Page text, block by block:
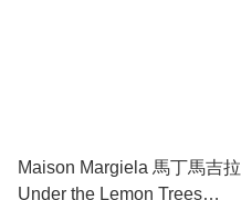
Maison Margiela 馬丁馬吉拉
Under the Lemon Trees